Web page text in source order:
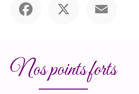
Nos points forts